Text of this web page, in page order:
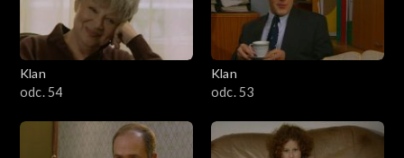
Klan
odc. 54
Klan
odc. 53